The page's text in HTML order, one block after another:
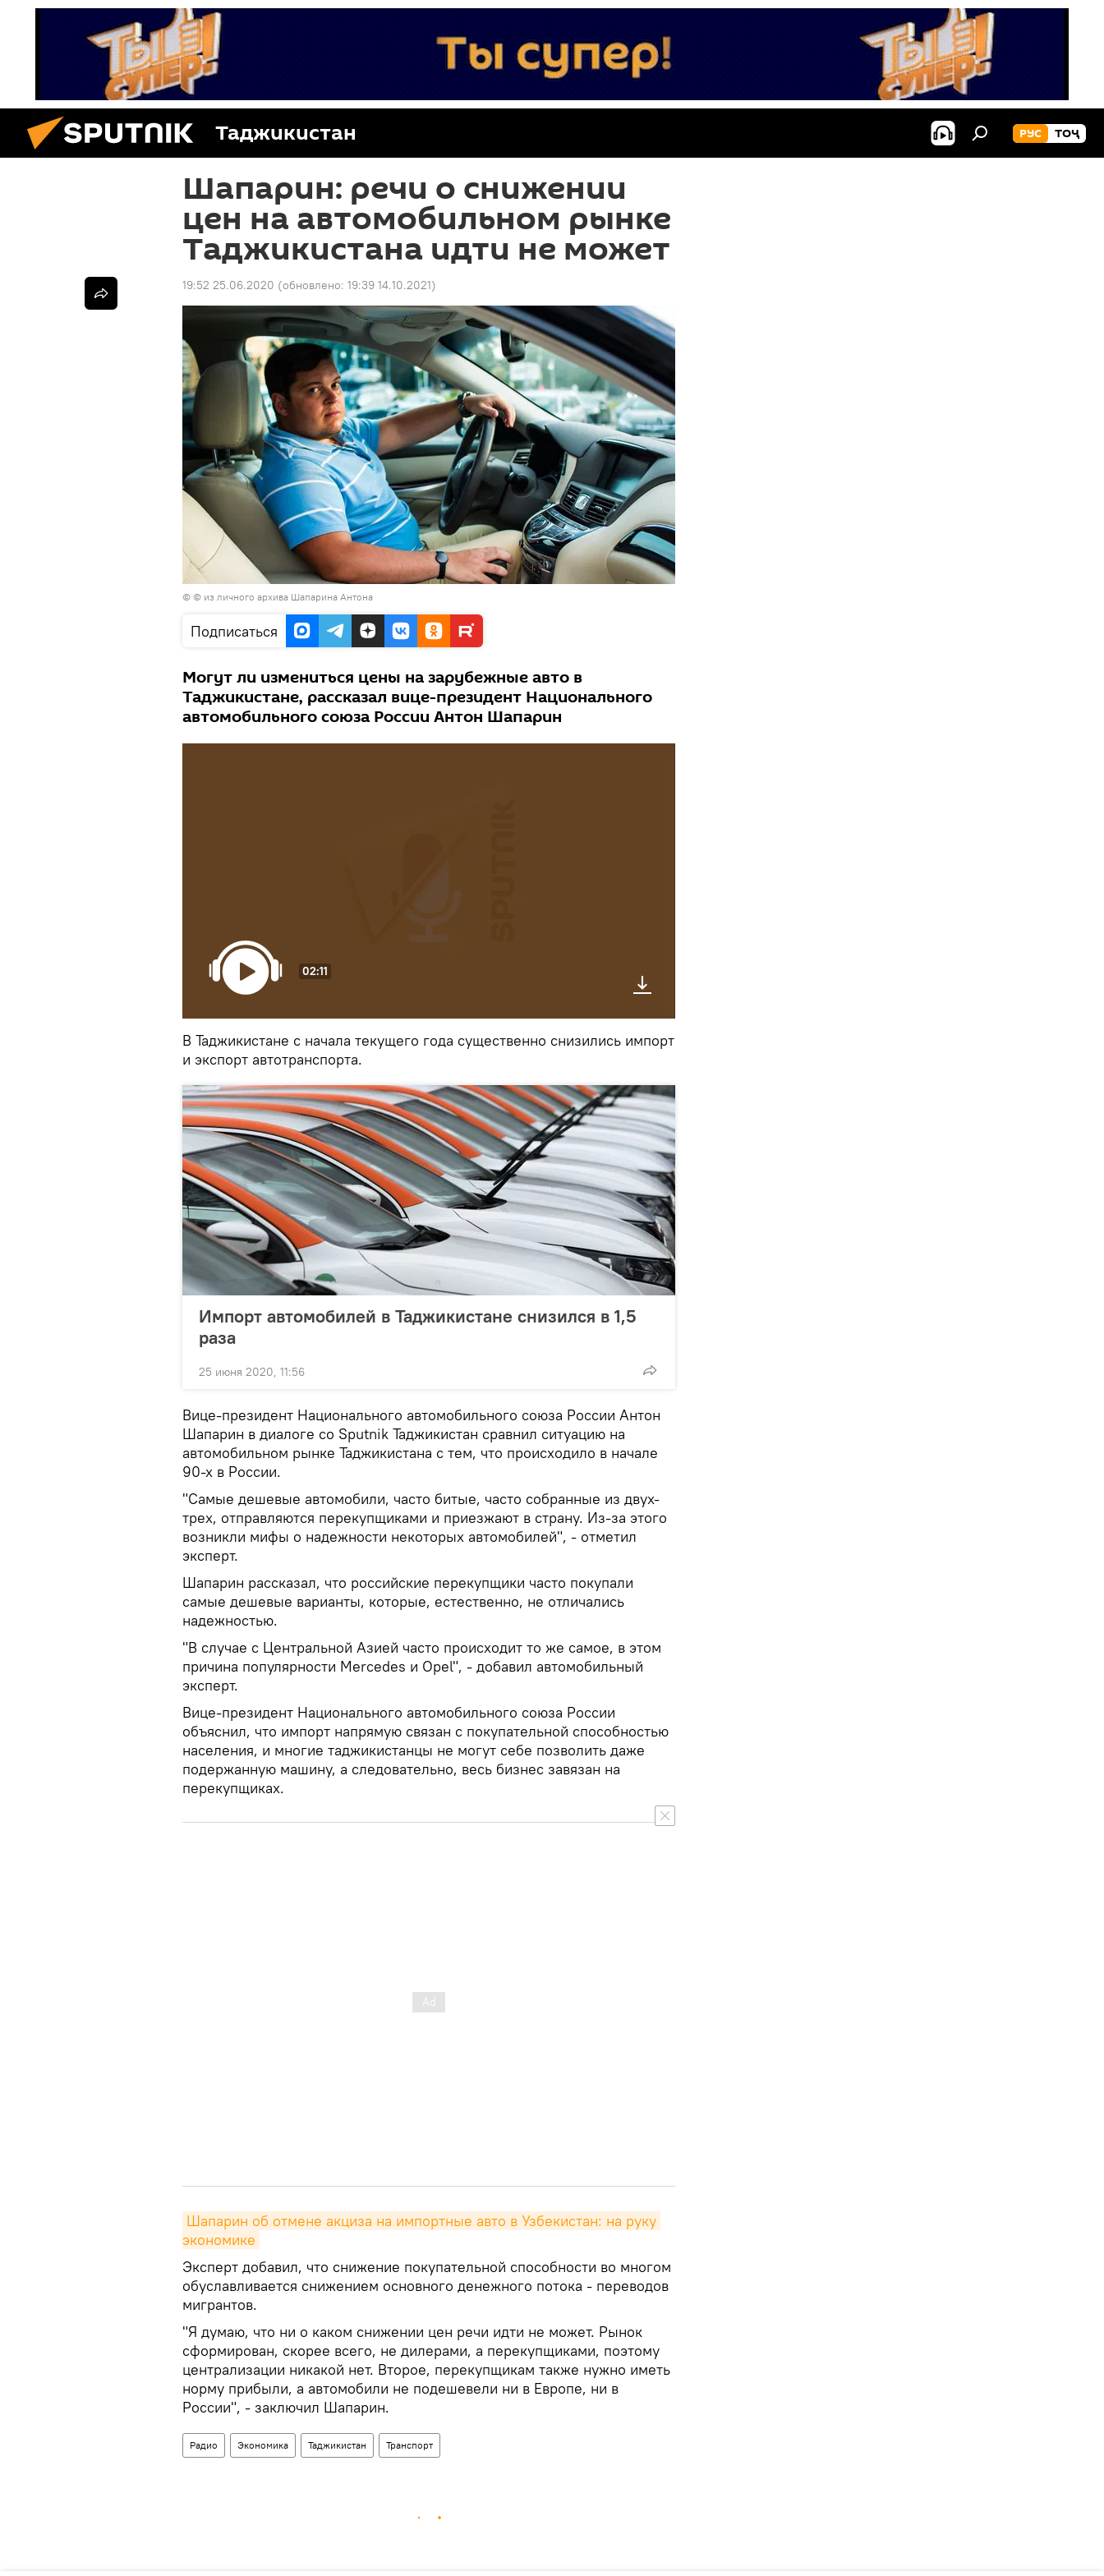
Таджикистан РУС ТОҶ
Шапарин: речи о снижении
цен на автомобильном рынке
Таджикистана идти не может
19:52 25.06.2020 (обновлено: 19:39 14.10.2021)
© © из личного архива Шапарина Антона
Подписаться
Могут ли измениться цены на зарубежные авто в
Таджикистане, рассказал вице-президент Национального
автомобильного союза России Антон Шапарин
02:11
В Таджикистане с начала текущего года существенно снизились импорт
и экспорт автотранспорта.
Импорт автомобилей в Таджикистане снизился в 1,5
раза
25 июня 2020, 11:56
Вице-президент Национального автомобильного союза России Антон
Шапарин в диалоге со Sputnik Таджикистан сравнил ситуацию на
автомобильном рынке Таджикистана с тем, что происходило в начале
90-х в России.
"Самые дешевые автомобили, часто битые, часто собранные из двух-
трех, отправляются перекупщиками и приезжают в страну. Из-за этого
возникли мифы о надежности некоторых автомобилей", - отметил
эксперт.
Шапарин рассказал, что российские перекупщики часто покупали
самые дешевые варианты, которые, естественно, не отличались
надежностью.
"В случае с Центральной Азией часто происходит то же самое, в этом
причина популярности Mercedes и Opel", - добавил автомобильный
эксперт.
Вице-президент Национального автомобильного союза России
объяснил, что импорт напрямую связан с покупательной способностью
населения, и многие таджикистанцы не могут себе позволить даже
подержанную машину, а следовательно, весь бизнес завязан на
перекупщиках.
Шапарин об отмене акциза на импортные авто в Узбекистан: на руку
экономике
Эксперт добавил, что снижение покупательной способности во многом
обуславливается снижением основного денежного потока - переводов
мигрантов.
"Я думаю, что ни о каком снижении цен речи идти не может. Рынок
сформирован, скорее всего, не дилерами, а перекупщиками, поэтому
централизации никакой нет. Второе, перекупщикам также нужно иметь
норму прибыли, а автомобили не подешевели ни в Европе, ни в
России", - заключил Шапарин.
Радио Экономика Таджикистан Транспорт